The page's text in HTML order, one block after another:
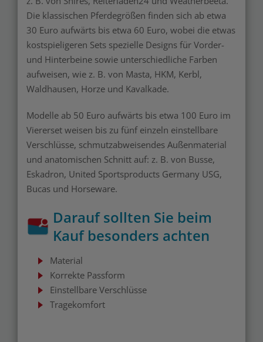
Die klassischen Pferdegrößen finden sich ab etwa
30 Euro aufwärts bis etwa 60 Euro, wobei die etwas
kostspieligeren Sets spezielle Designs für Vorder-
und Hinterbeine sowie unterschiedliche Farben
aufweisen, wie z. B. von Masta, HKM, Kerbl,
Waldhausen, Horze und Kavalkade.
Modelle ab 50 Euro aufwärts bis etwa 100 Euro im
Viererset weisen bis zu fünf einzeln einstellbare
Verschlüsse, schmutzabweisendes Außenmaterial
und anatomischen Schnitt auf: z. B. von Busse,
Eskadron, United Sportsproducts Germany USG,
Bucas und Horseware.
Darauf sollten Sie beim
Kauf besonders achten
Material
Korrekte Passform
Einstellbare Verschlüsse
Tragekomfort